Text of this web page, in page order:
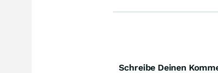
Schreibe Deinen